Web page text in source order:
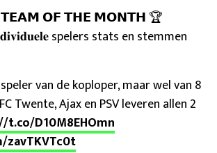
𝗧𝗘𝗔𝗠 𝗢𝗙 𝗧𝗛𝗘 𝗠𝗢𝗡𝗧𝗛 🏆
spelers stats en stemmen
van de koploper, maar wel van 8
Twente, Ajax en PSV leveren allen 2
D10M8EHOmn